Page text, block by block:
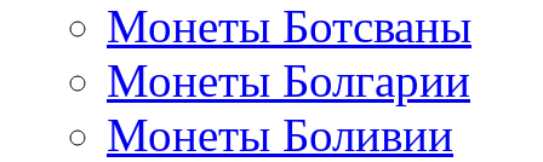
Монеты Ботсваны
Монеты Болгарии
Монеты Боливии